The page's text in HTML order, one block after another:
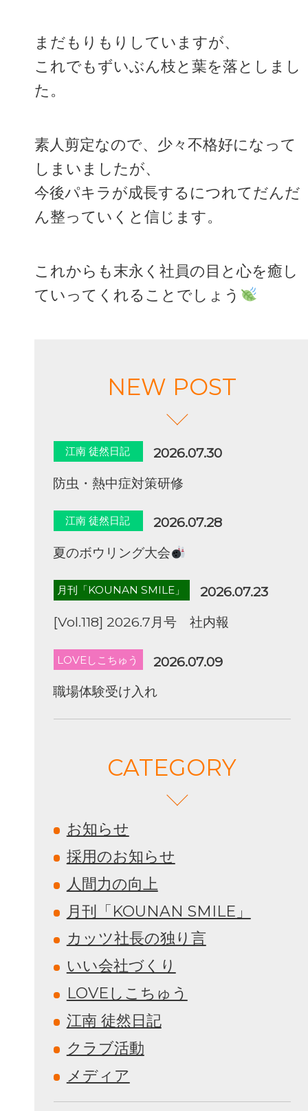
まだもりもりしていますが、
これでもずいぶん枝と葉を落としまし
た。
素人剪定なので、少々不格好になって
しまいましたが、
今後パキラが成長するにつれてだんだ
ん整っていくと信じます。
これからも末永く社員の目と心を癒し
ていってくれることでしょう
NEW POST
江南 徒然日記
2026.07.30
防虫・熱中症対策研修
江南 徒然日記
2026.07.28
夏のボウリング大会
月刊「KOUNAN SMILE」
2026.07.23
[Vol.118] 2026.7月号 社内報
LOVEしこちゅう
2026.07.09
職場体験受け入れ
CATEGORY
お知らせ
採用のお知らせ
人間力の向上
月刊「KOUNAN SMILE」
カッツ社長の独り言
いい会社づくり
LOVEしこちゅう
江南 徒然日記
クラブ活動
メディア